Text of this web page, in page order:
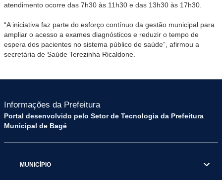
atendimento ocorre das 7h30 às 11h30 e das 13h30 às 17h30.
“A iniciativa faz parte do esforço contínuo da gestão municipal para
ampliar o acesso a exames diagnósticos e reduzir o tempo de
espera dos pacientes no sistema público de saúde”, afirmou a
secretária de Saúde Terezinha Ricaldone.
Informações da Prefeitura
Portal desenvolvido pelo Setor de Tecnologia da Prefeitura
Municipal de Bagé
MUNICÍPIO